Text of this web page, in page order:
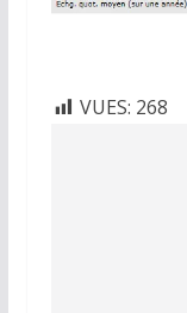
VUES: 268